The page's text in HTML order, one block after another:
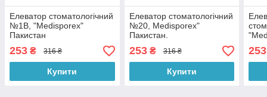
Елеватор стоматологічний
№1B, "Medisporex"
Пакистан
253 ₴ 316 ₴
Купити
Елеватор стоматологічний
№20, Medisporex"
Пакистан.
253₴ 316 ₴
Купити
253